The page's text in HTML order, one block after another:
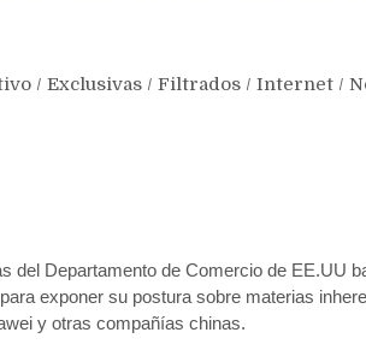
/ Exclusivas / Filtrados / Internet /
del Departamento de Comercio de EE.UU
exponer su postura sobre materias
y otras compañías chinas.